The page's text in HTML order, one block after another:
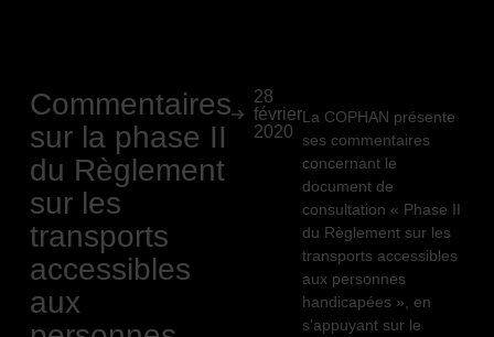
Commentaires
sur la phase II
du Règlement
sur les
transports
accessibles
aux
28
février
2020
La COPHAN présente
ses commentaires
concernant le
document de
consultation « Phase II
du Règlement sur les
transports accessibles
aux personnes
handicapées », en
s’appuyant sur le